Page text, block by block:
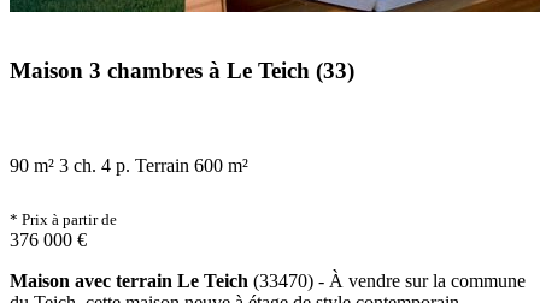
Maison 3 chambres à Le Teich (33)
90 m² 3 ch. 4 p. Terrain 600 m²
* Prix à partir de
376 000 €
Maison avec terrain Le Teich (33470) - À vendre sur la commune